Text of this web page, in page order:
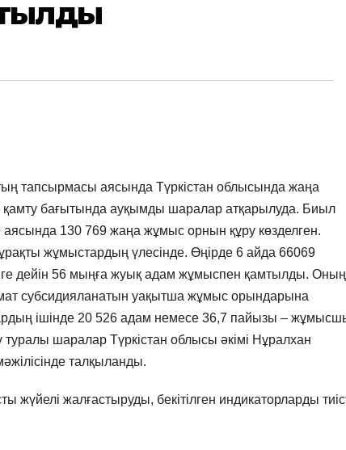
тапсырмасы аясында Түркістан облысында жаңа
бағытында ауқымды шаралар атқарылуда. Биыл
130 769 жаңа жұмыс орнын құру көзделген.
жұмыстардың үлесінде. Өңірде 6 айда 66069
дейін 56 мыңға жуық адам жұмыспен қамтылды. Оның
субсидияланатын уақытша жұмыс орындарына
ішінде 20 526 адам немесе 36,7 пайызы –
шаралар Түркістан облысы әкімі Нұралхан
талқыланды.
жалғастыруды, бекітілген индикаторларды